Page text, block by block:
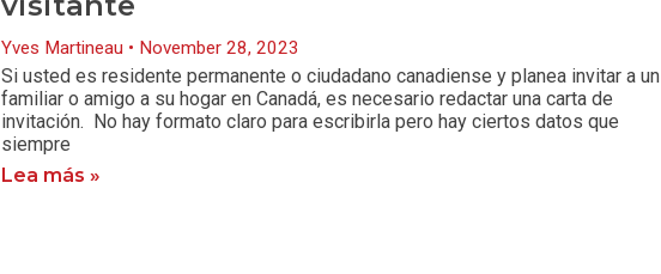
Yves Martineau November 28, 2023
Si usted es residente permanente o ciudadano canadiense y planea invitar a un
familiar o amigo a su hogar en Canadá, es necesario redactar una carta de
invitación. No hay formato claro para escribirla pero hay ciertos datos que
siempre
Lea más »